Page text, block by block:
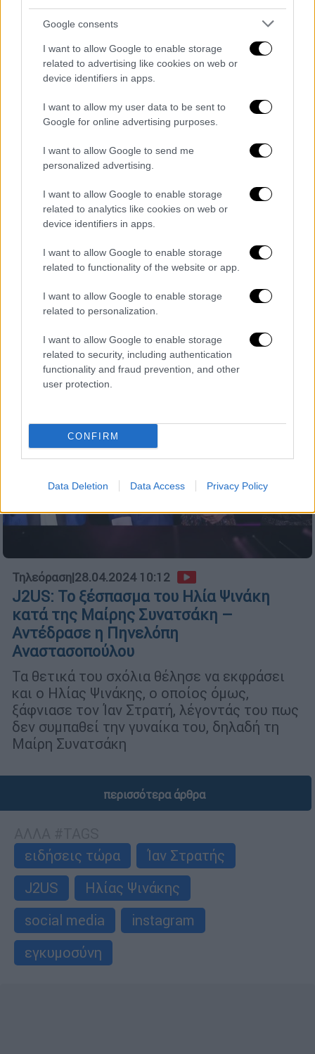
Google consents
I want to allow Google to enable storage
related to advertising like cookies on web or
device identifiers in apps.
I want to allow my user data to be sent to
Google for online advertising purposes.
I want to allow Google to send me
personalized advertising.
I want to allow Google to enable storage
related to analytics like cookies on web or
device identifiers in apps.
I want to allow Google to enable storage
related to functionality of the website or app.
I want to allow Google to enable storage
related to personalization.
I want to allow Google to enable storage
related to security, including authentication
functionality and fraud prevention, and other
user protection.
CONFIRM
Data Deletion Data Access Privacy Policy
Ηλίας Ψινάκης για Μαίρη Συνατσάκη:
«Πρόστυχο να χρησιμοποιείς το MeToo
για να πουλήσεις δυο ρουχαλάκια»
Πώς σχολίασε το ξέσπασμά του στο J2US
Τηλεόραση|28.04.2024 10:12
J2US: Το ξέσπασμα του Ηλία Ψινάκη
κατά της Μαίρης Συνατσάκη –
Αντέδρασε η Πηνελόπη
Αναστασοπούλου
Τα θετικά του σχόλια θέλησε να εκφράσει
και ο Ηλίας Ψινάκης, ο οποίος όμως,
ξάφνιασε τον Ίαν Στρατή, λέγοντάς του πως
δεν συμπαθεί την γυναίκα του, δηλαδή τη
Μαίρη Συνατσάκη
περισσότερα άρθρα
ειδήσεις τώρα
Ίαν Στρατής
J2US
Ηλίας Ψινάκης
social media
instagram
εγκυμοσύνη